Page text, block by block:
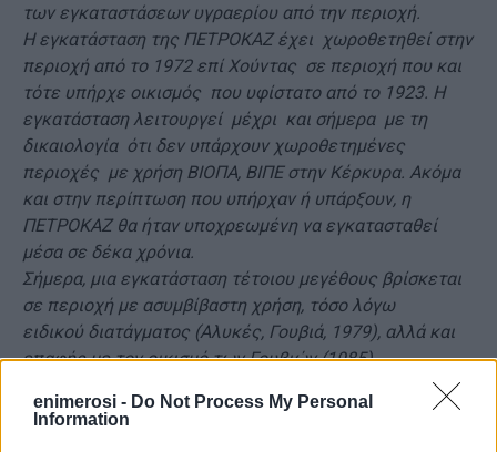
enimerosi - Do Not Process My Personal
Information
των εγκαταστάσεων υγραερίου από την περιοχή.
Η εγκατάσταση της ΠΕΤΡΟΚΑΖ έχει χωροθετηθεί στην
περιοχή από το 1972 επί Χούντας σε περιοχή που και
τότε υπήρχε οικισμός που υφίστατο από το 1923. Η
εγκατάσταση λειτουργεί μέχρι και σήμερα με τη
δικαιολογία ότι δεν υπάρχουν χωροθετημένες
περιοχές με χρήση ΒΙΟΠΑ, ΒΙΠΕ στην Κέρκυρα. Ακόμα
και στην περίπτωση που υπήρχαν ή υπάρξουν, η
ΠΕΤΡΟΚΑΖ θα ήταν υποχρεωμένη να εγκατασταθεί
μέσα σε δέκα χρόνια.
Σήμερα, μια εγκατάσταση τέτοιου μεγέθους βρίσκεται
σε περιοχή με ασυμβίβαστη χρήση, τόσο λόγω
ειδικού διατάγματος (Αλυκές, Γουβιά, 1979), αλλά και
επαφής με τον οικισμό των Γουβιών (1985).
ασφαλής αποδείχτηκε ανεδαφικός μετά τη διαρροή της